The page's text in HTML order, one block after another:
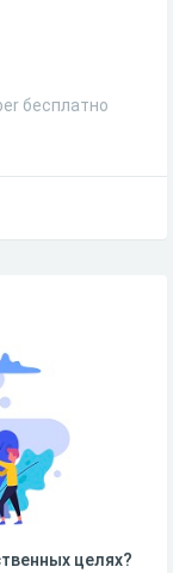
бесплатно
целях?